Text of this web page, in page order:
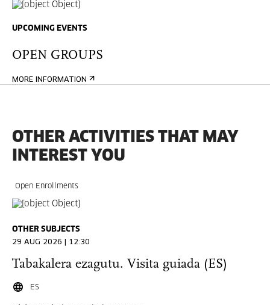
UPCOMING EVENTS
OPEN GROUPS
MORE INFORMATION
OTHER ACTIVITIES THAT MAY
INTEREST YOU
Open Enrollments
OTHER SUBJECTS
29 AUG 2026 | 12:30
Tabakalera ezagutu. Visita guiada (ES)
ES